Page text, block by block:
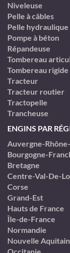
Niveleuse
Pelle à câbles
Pelle hydraulique
Pompe à béton
Répandeuse
Tombereau
Tombereau rigide
Tracteur
Tracteur routier
Tractopelle
Trancheuse
ENGINS PAR
Auvergne-
Bourgogne-
Bretagne
Centre-Val-De-
Corse
Grand-Est
Hauts de France
Île-de-France
Normandie
Nouvelle